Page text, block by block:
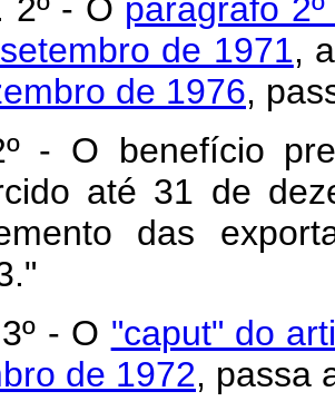
- O parágrafo
de 1971,
de 1976,
- O benefício
até 31 de
das
- O "caput" do
de 1972, passa